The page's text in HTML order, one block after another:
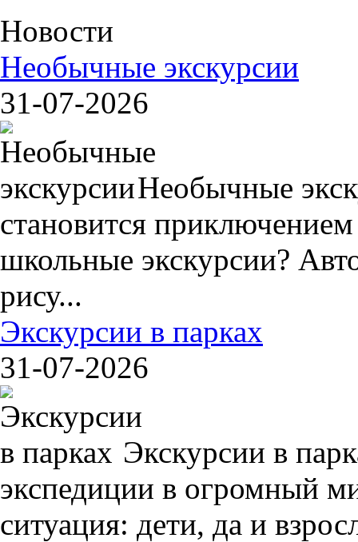
Новости
Необычные экскурсии
31-07-2026
Необычные
становится
школьные экскурсии?
рису...
Экскурсии в парках
31-07-2026
Экскурсии в
экспедиции в огромный
ситуация: дети, да и